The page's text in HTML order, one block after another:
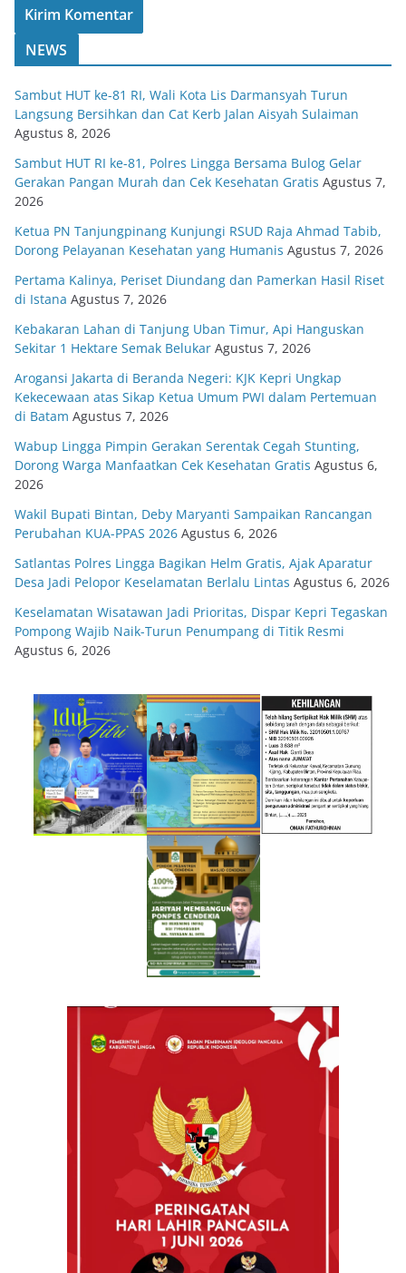
NEWS
Sambut HUT ke-81 RI, Wali Kota Lis Darmansyah Turun
Langsung Bersihkan dan Cat Kerb Jalan Aisyah Sulaiman
Agustus 8, 2026
Sambut HUT RI ke-81, Polres Lingga Bersama Bulog Gelar
Gerakan Pangan Murah dan Cek Kesehatan Gratis Agustus 7,
2026
Ketua PN Tanjungpinang Kunjungi RSUD Raja Ahmad Tabib,
Dorong Pelayanan Kesehatan yang Humanis Agustus 7, 2026
Pertama Kalinya, Periset Diundang dan Pamerkan Hasil Riset
di Istana Agustus 7, 2026
Kebakaran Lahan di Tanjung Uban Timur, Api Hanguskan
Sekitar 1 Hektare Semak Belukar Agustus 7, 2026
Arogansi Jakarta di Beranda Negeri: KJK Kepri Ungkap
Kekecewaan atas Sikap Ketua Umum PWI dalam Pertemuan
di Batam Agustus 7, 2026
Wabup Lingga Pimpin Gerakan Serentak Cegah Stunting,
Dorong Warga Manfaatkan Cek Kesehatan Gratis Agustus 6,
2026
Wakil Bupati Bintan, Deby Maryanti Sampaikan Rancangan
Perubahan KUA-PPAS 2026 Agustus 6, 2026
Satlantas Polres Lingga Bagikan Helm Gratis, Ajak Aparatur
Desa Jadi Pelopor Keselamatan Berlalu Lintas Agustus 6, 2026
Keselamatan Wisatawan Jadi Prioritas, Dispar Kepri Tegaskan
Pompong Wajib Naik-Turun Penumpang di Titik Resmi
Agustus 6, 2026